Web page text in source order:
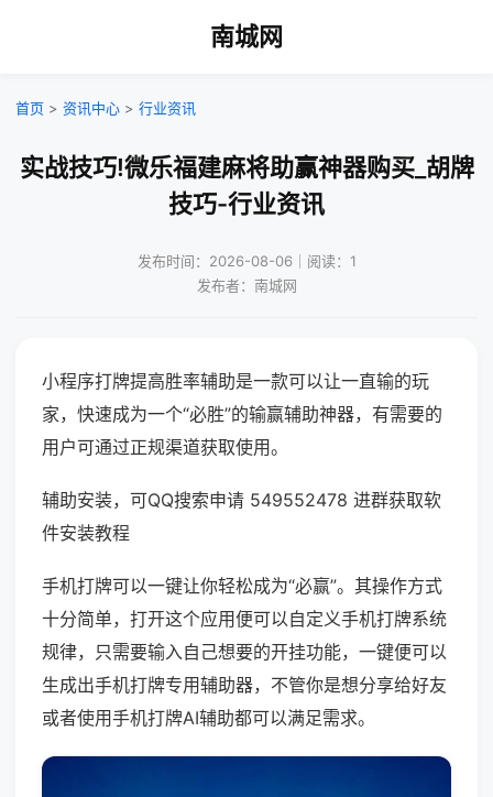
南城网
首页 > 资讯中心 > 行业资讯
实战技巧!微乐福建麻将助赢神器购买_胡牌
技巧-行业资讯
发布时间：2026-08-06｜阅读：1
发布者：南城网
小程序打牌提高胜率辅助是一款可以让一直输的玩
家，快速成为一个“必胜”的输赢辅助神器，有需要的
用户可通过正规渠道获取使用。
辅助安装，可QQ搜索申请 549552478 进群获取软
件安装教程
手机打牌可以一键让你轻松成为“必赢”。其操作方式
十分简单，打开这个应用便可以自定义手机打牌系统
规律，只需要输入自己想要的开挂功能，一键便可以
生成出手机打牌专用辅助器，不管你是想分享给好友
或者使用手机打牌AI辅助都可以满足需求。